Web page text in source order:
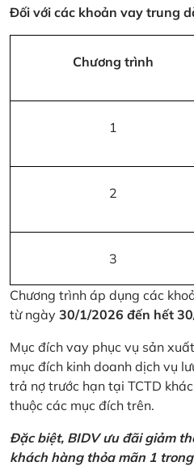
Đối với các khoản vay trung
Chương trình
1
2
3
Chương trình áp dụng các
từ ngày 30/1/2026 đến hết
Mục đích vay phục vụ sản
mục đích kinh doanh dịch vụ
trả nợ trước hạn tại TCTD
thuộc các mục đích trên.
Đặc biệt, BIDV ưu đãi giảm
khách hàng thỏa mãn 1